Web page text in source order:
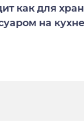
как для
на